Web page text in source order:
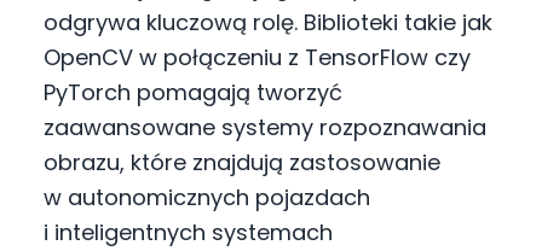
odgrywa kluczową rolę. Biblioteki takie jak
OpenCV w połączeniu z TensorFlow czy
PyTorch pomagają tworzyć
zaawansowane systemy rozpoznawania
obrazu, które znajdują zastosowanie
w autonomicznych pojazdach
i inteligentnych systemach